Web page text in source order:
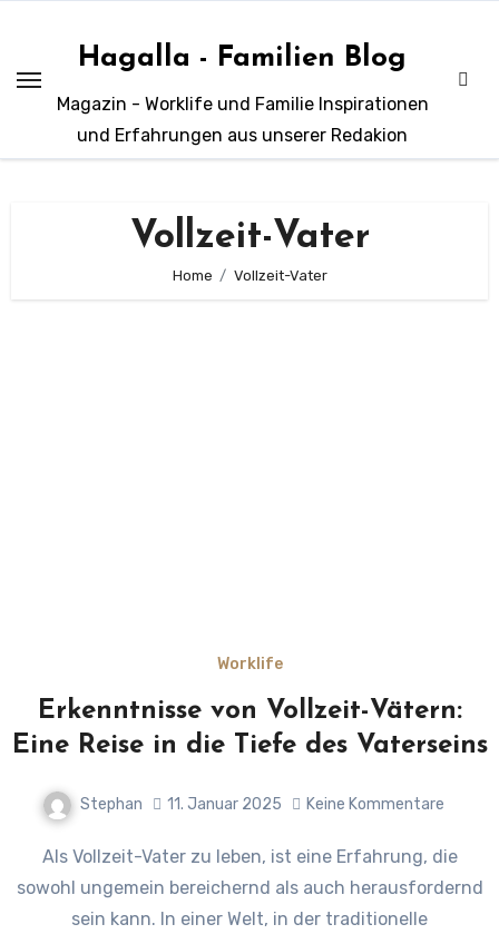
springen
Hagalla - Familien Blog
Magazin - Worklife und Familie Inspirationen
und Erfahrungen aus unserer Redakion
Vollzeit-Vater
Home Vollzeit-Vater
Worklife
Erkenntnisse von Vollzeit-Vätern:
Eine Reise in die Tiefe des Vaterseins
Stephan 11. Januar 2025 Keine Kommentare
Als Vollzeit-Vater zu leben, ist eine Erfahrung, die
sowohl ungemein bereichernd als auch herausfordernd
sein kann. In einer Welt, in der traditionelle